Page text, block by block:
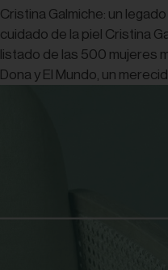
Cristina Galmiche: un
cuidado de la piel Cristina
listado de las 500 mujeres
Dona y El Mundo, un